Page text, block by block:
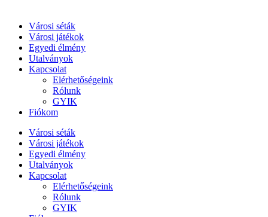
Városi séták
Városi játékok
Egyedi élmény
Utalványok
Kapcsolat
Elérhetőségeink
Rólunk
GYIK
Fiókom
Városi séták
Városi játékok
Egyedi élmény
Utalványok
Kapcsolat
Elérhetőségeink
Rólunk
GYIK